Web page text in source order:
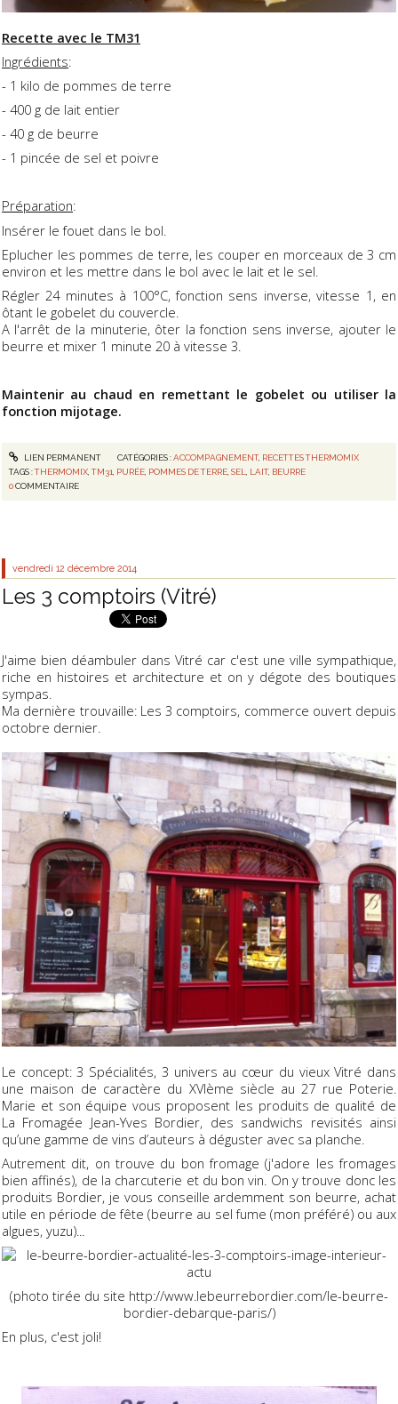
Recette avec le TM31
Ingrédients:
- 1 kilo de pommes de terre
- 400 g de lait entier
- 40 g de beurre
- 1 pincée de sel et poivre
Préparation:
Insérer le fouet dans le bol.
Eplucher les pommes de terre, les couper en morceaux de 3 cm
environ et les mettre dans le bol avec le lait et le sel.
Régler 24 minutes à 100°C, fonction sens inverse, vitesse 1, en
ôtant le gobelet du couvercle.
A l'arrêt de la minuterie, ôter la fonction sens inverse, ajouter le
beurre et mixer 1 minute 20 à vitesse 3.
Maintenir au chaud en remettant le gobelet ou utiliser la
fonction mijotage.
LIEN PERMANENT CATÉGORIES :ACCOMPAGNEMENT, RECETTES THERMOMIX
TAGS :THERMOMIX ,TM31 PURÉE POMMES DE TERRE ,SEL LAIT, BEURRE
0COMMENTAIRE
vendredi 12 décembre 2014
Les 3 comptoirs (Vitré)
J'aime bien déambuler dans Vitré car c'est une ville sympathique,
riche en histoires et architecture et on y dégote des boutiques
sympas.
Ma dernière trouvaille: Les 3 comptoirs, commerce ouvert depuis
octobre dernier.
Le concept: 3 Spécialités, 3 univers au cœur du vieux Vitré dans
une maison de caractère du XVIème siècle au 27 rue Poterie.
Marie et son équipe vous proposent les produits de qualité de
La Fromagée Jean-Yves Bordier, des sandwichs revisités ainsi
qu’une gamme de vins d’auteurs à déguster avec sa planche.
Autrement dit, on trouve du bon fromage (j'adore les fromages
bien affinés), de la charcuterie et du bon vin. On y trouve donc les
produits Bordier, je vous conseille ardemment son beurre, achat
utile en période de fête (beurre au sel fume (mon préféré) ou aux
algues, yuzu)...
(photo tirée du site http://www.lebeurrebordier.com/le-beurre-
bordier-debarque-paris/)
En plus, c'est joli!